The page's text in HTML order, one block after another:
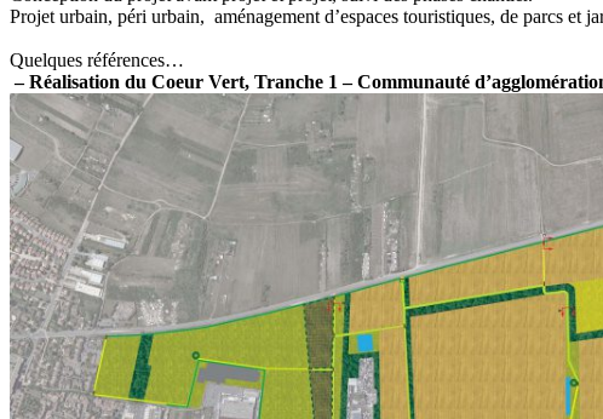
Projet urbain, péri urbain, aménagement d’espaces touristiques, de parcs et
Quelques références…
– Réalisation du Coeur Vert, Tranche 1 – Communauté